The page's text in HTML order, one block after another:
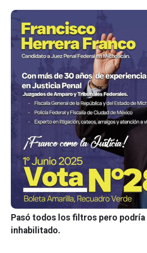
Pasó todos los filtros pero podría
inhabilitado.